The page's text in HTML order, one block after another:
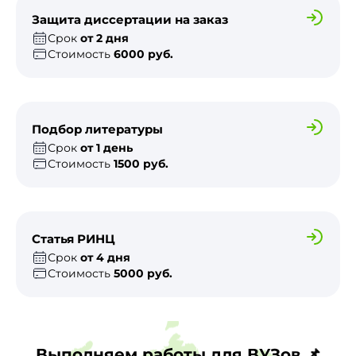
Защита диссертации на заказ
Срок от 2 дня
Стоимость 6000 руб.
Подбор литературы
Срок от 1 день
Стоимость 1500 руб.
Статья РИНЦ
Срок от 4 дня
Стоимость 5000 руб.